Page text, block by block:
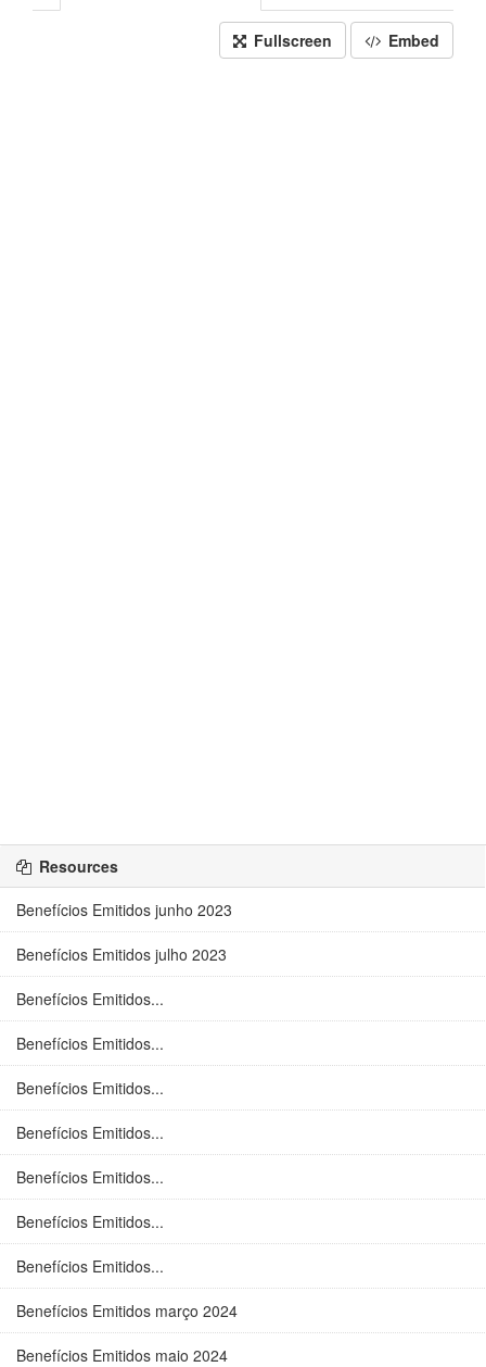
Fullscreen Embed
Resources
Benefícios Emitidos junho 2023
Benefícios Emitidos julho 2023
Benefícios Emitidos...
Benefícios Emitidos...
Benefícios Emitidos...
Benefícios Emitidos...
Benefícios Emitidos...
Benefícios Emitidos...
Benefícios Emitidos...
Benefícios Emitidos março 2024
Benefícios Emitidos maio 2024